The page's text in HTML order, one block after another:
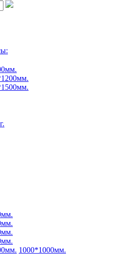
1000*1000мм.